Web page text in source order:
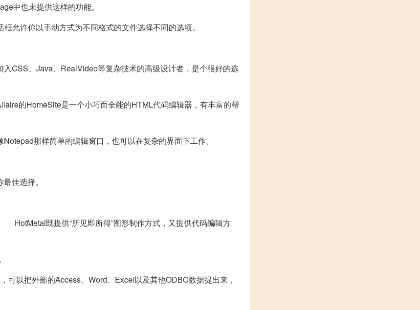
中也未提供这样的功能。
允许你以手动方式为不同格式的文件选择不同的选项。
、Java、RealVideo等复杂技术的高级设计者，是个很好的选
是一个小巧而全能的HTML代码编辑器，有丰富的帮
那样简单的编辑窗口，也可以在复杂的界面下工作。
佳选择。
既提供“所见即所得”图形制作方式，又提供代码编辑方
以把外部的Access、Word、Excel以及其他ODBC数据提出来，